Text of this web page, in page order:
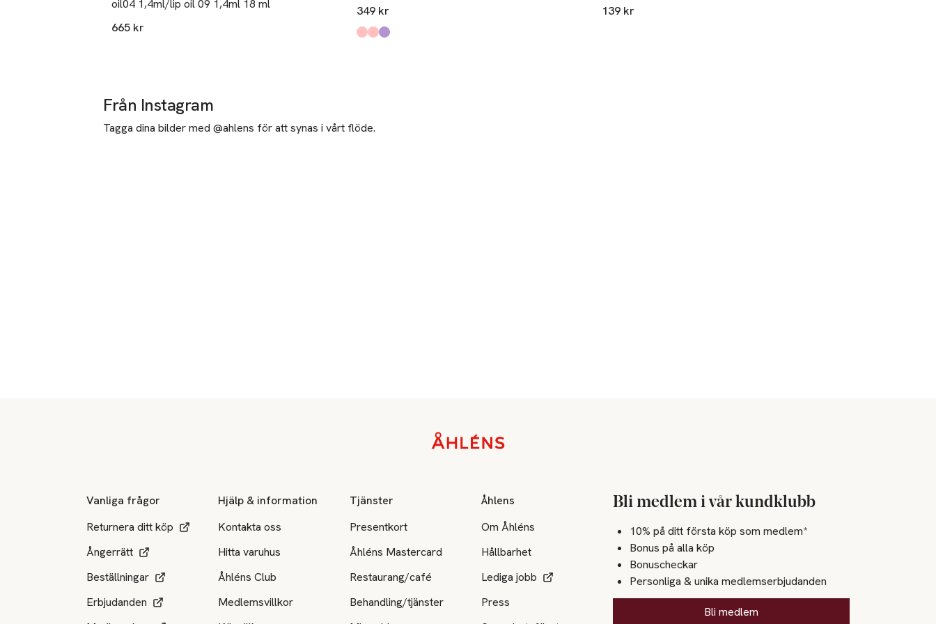
oil04 1,4ml/lip oil 09 1,4ml 18 ml
665 kr
349 kr
Produkten finns i färgerna:
Sugar Coral
Soft Pink
Wild Plum
139 kr
Från Instagram
Tagga dina bilder med @ahlens för att synas i vårt flöde.
Vanliga frågor
Returnera ditt köp
Ångerrätt
Beställningar
Erbjudanden
Hjälp & information
Kontakta oss
Hitta varuhus
Åhléns Club
Medlemsvillkor
Tjänster
Presentkort
Åhléns Mastercard
Restaurang/café
Behandling/tjänster
Åhlens
Om Åhléns
Hållbarhet
Lediga jobb
Press
Bli medlem i vår kundklubb
10% på ditt första köp som medlem*
Bonus på alla köp
Bonuscheckar
Personliga & unika medlemserbjudanden
Bli medlem